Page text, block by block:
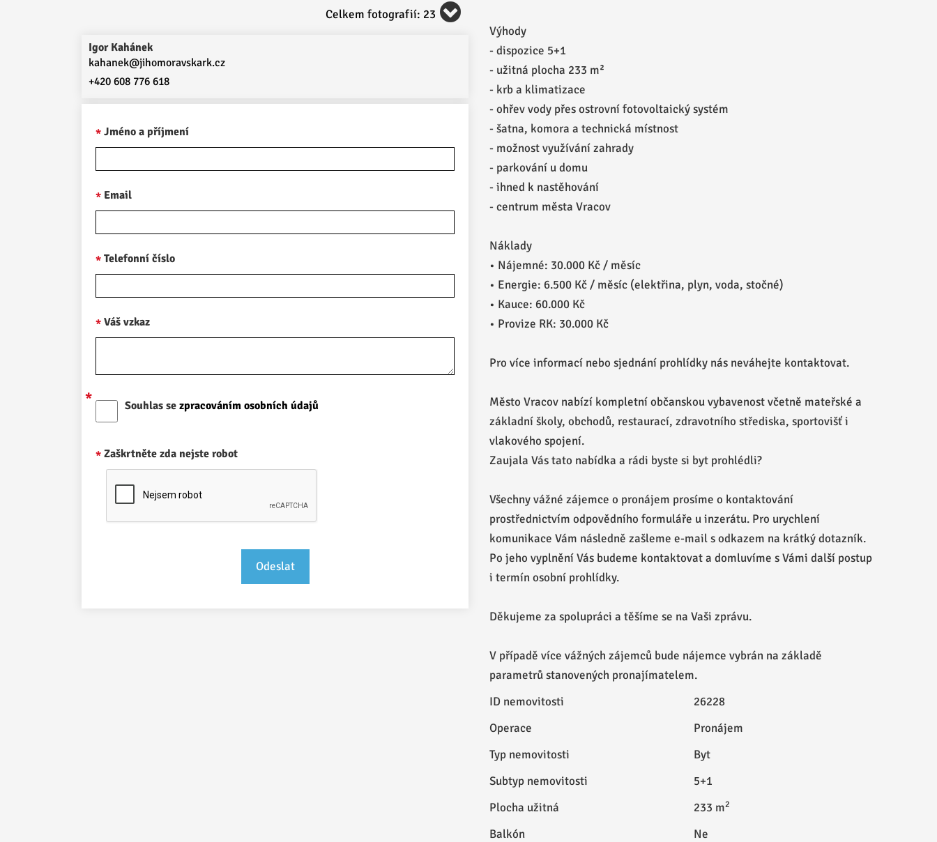
Celkem fotografií: 23
Igor Kahánek
kahanek@jihomoravskark.cz
+420 608 776 618
Jméno a příjmení
Email
Telefonní číslo
Váš vzkaz
Souhlas se zpracováním osobních údajů
Zaškrtněte zda nejste robot
Výhody
- dispozice 5+1
- užitná plocha 233 m²
- krb a klimatizace
- ohřev vody přes ostrovní fotovoltaický systém
- šatna, komora a technická místnost
- možnost využívání zahrady
- parkování u domu
- ihned k nastěhování
- centrum města Vracov
Náklady
• Nájemné: 30.000 Kč / měsíc
• Energie: 6.500 Kč / měsíc (elektřina, plyn, voda, stočné)
• Kauce: 60.000 Kč
• Provize RK: 30.000 Kč
Pro více informací nebo sjednání prohlídky nás neváhejte kontaktovat.
Město Vracov nabízí kompletní občanskou vybavenost včetně mateřské a
základní školy, obchodů, restaurací, zdravotního střediska, sportovišť i
vlakového spojení.
Zaujala Vás tato nabídka a rádi byste si byt prohlédli?
Všechny vážné zájemce o pronájem prosíme o kontaktování
prostřednictvím odpovědního formuláře u inzerátu. Pro urychlení
komunikace Vám následně zašleme e-mail s odkazem na krátký dotazník.
Po jeho vyplnění Vás budeme kontaktovat a domluvíme s Vámi další postup
i termín osobní prohlídky.
Děkujeme za spolupráci a těšíme se na Vaši zprávu.
V případě více vážných zájemců bude nájemce vybrán na základě
parametrů stanovených pronajímatelem.
ID nemovitosti
26228
Operace
Pronájem
Typ nemovitosti
Byt
Subtyp nemovitosti
5+1
Plocha užitná
233 m2
Balkón
Ne